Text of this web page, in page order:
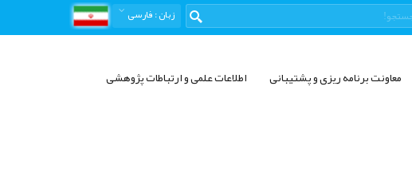
زبان: فارسی
معاونت برنامه ریزی و پشتیبانی اطلاعات علمی و ارتباطات پژوهشی